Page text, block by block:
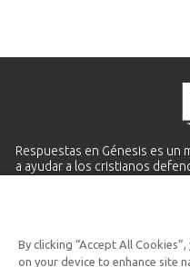
Respuestas en Génesis es
a ayudar a los cristianos
By clicking “Accept All
on your device to enhance site